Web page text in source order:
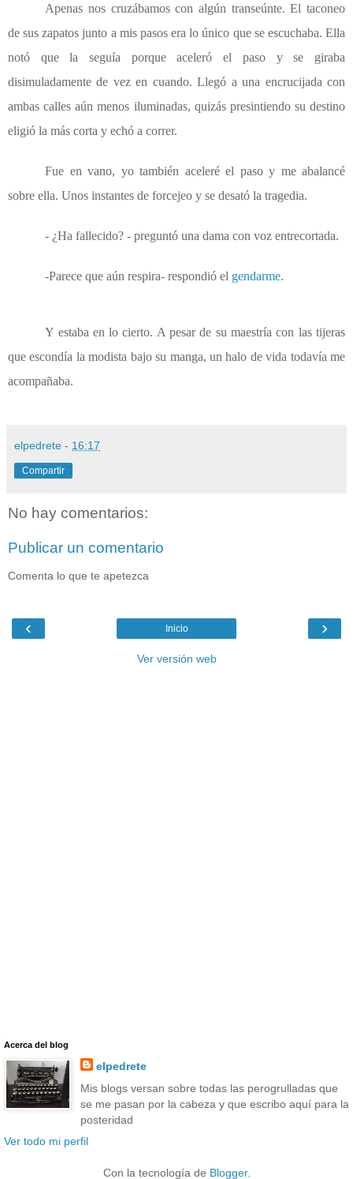
Apenas nos cruzábamos con algún transeúnte. El taconeo
de sus zapatos junto a mis pasos era lo único que se escuchaba. Ella
notó que la seguía porque aceleró el paso y se giraba
disimuladamente de vez en cuando. Llegó a una encrucijada con
ambas calles aún menos iluminadas, quizás presintiendo su destino
eligió la más corta y echó a correr.
Fue en vano, yo también aceleré el paso y me abalancé
sobre ella. Unos instantes de forcejeo y se desató la tragedia.
- ¿Ha fallecido? - preguntó una dama con voz entrecortada.
-Parece que aún respira- respondió el gendarme.
Y estaba en lo cierto. A pesar de su maestría con las tijeras
que escondía la modista bajo su manga, un halo de vida todavía me
acompañaba.
elpedrete - 16:17
Compartir
No hay comentarios:
Publicar un comentario
Comenta lo que te apetezca
‹ ›
Inicio
Ver versión web
Acerca del blog
elpedrete
Mis blogs versan sobre todas las perogrulladas que
se me pasan por la cabeza y que escribo aquí para la
posteridad
Ver todo mi perfil
Con la tecnología de Blogger.